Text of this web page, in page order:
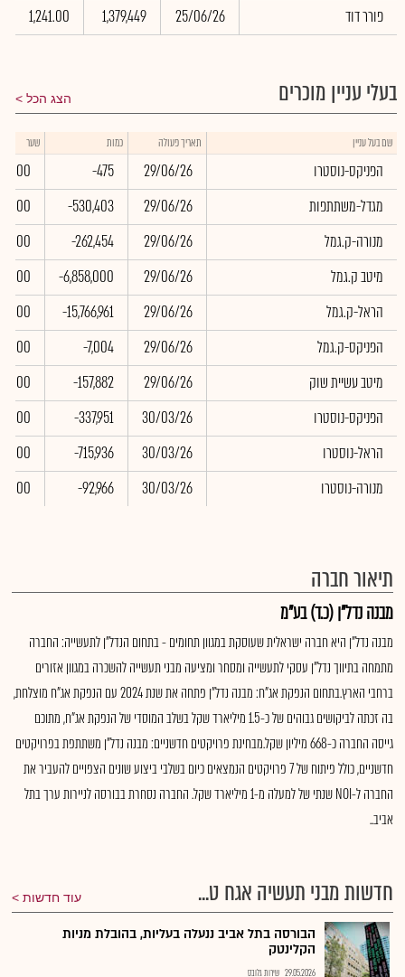
פורר דוד
25/06/26
1,379,449
1,241.00
בעלי עניין מוכרים הצג הכל
שם בעל עניין תאריך פעולה כמות שער
הפניקס-נוסטרו 29/06/26
-475
0.00
מגדל-משתתפות
29/06/26
-530,403
0.00
מנורה-ק.גמל
29/06/26
-262,454
0.00
מיטב ק.גמל
29/06/26
-6,858,000
0.00
הראל-ק.גמל
29/06/26
-15,766,961
0.00
הפניקס-ק.גמל
29/06/26
-7,004
0.00
מיטב עשיית שוק
29/06/26
-157,882
0.00
הפניקס-נוסטרו
30/03/26
-337,951
0.00
הראל-נוסטרו
30/03/26
-715,936
0.00
מנורה-נוסטרו
30/03/26
-92,966
0.00
תיאור חברה
מבנה נדל"ן (כ.ד) בע"מ
מבנה נדל"ן היא חברה ישראלית שעוסקת במגוון תחומים - בתחום הנדל"ן לתעשייה: החברה
מתמחה בתיווך נדל"ן עסקי לתעשייה ומסחר ומציעה מבני תעשייה להשכרה במגוון אזורים
ברחבי הארץ.בתחום הנפקת אג"ח: מבנה נדל"ן פתחה את שנת 2024 עם הנפקת אג"ח מוצלחת,
בה זכתה לביקושים גבוהים של כ-1.5 מיליארד שקל בשלב המוסדי של הנפקת אג"ח, מתוכם
גייסה החברה כ-668 מיליון שקל.מבחינת פרויקטים חדשניים: מבנה נדל"ן משתתפת בפרויקטים
חדשניים, כולל פיתוח של 7 פרויקטים הנמצאים כיום בשלבי ביצוע שונים הצפויים להעביר את
החברה ל-NOI שנתי של למעלה מ-1 מיליארד שקל. החברה נסחרת בבורסה לניירות ערך בתל
אביב..
חדשות מבני תעשיה אגח ט... עוד חדשות
הבורסה בתל אביב ננעלה בעליות, בהובלת מניות
הקלינטק
29.05.2026 שירות גלובס